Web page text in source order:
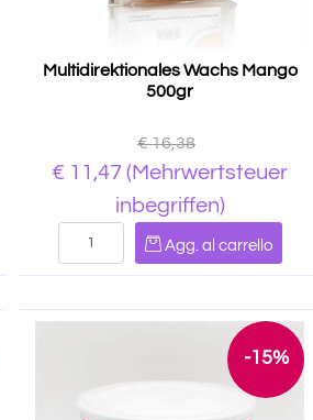
Multidirektionales Wachs Mango
500gr
€ 16,38
€ 11,47 (Mehrwertsteuer
inbegriffen)
Quantità
Agg. al carrello
-15%